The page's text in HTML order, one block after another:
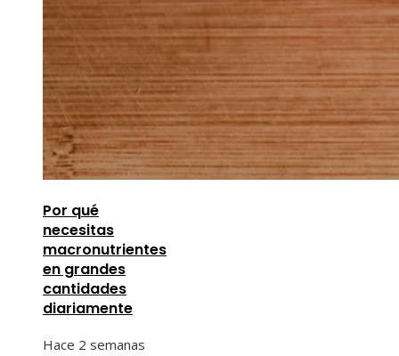
Por qué
necesitas
macronutrientes
en grandes
cantidades
diariamente
Hace 2 semanas